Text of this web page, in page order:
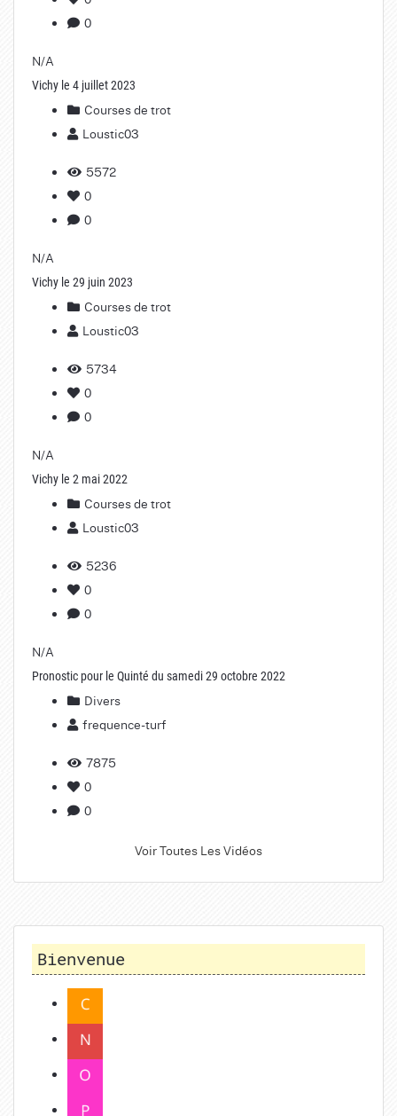
0
N/A
Vichy le 4 juillet 2023
Courses de trot
Loustic03
5572
0
0
N/A
Vichy le 29 juin 2023
Courses de trot
Loustic03
5734
0
0
N/A
Vichy le 2 mai 2022
Courses de trot
Loustic03
5236
0
0
N/A
Pronostic pour le Quinté du samedi 29 octobre 2022
Divers
frequence-turf
7875
0
0
Voir Toutes Les Vidéos
Bienvenue